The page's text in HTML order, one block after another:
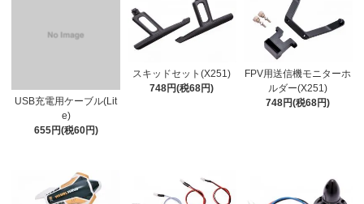
USB充電用ケーブル(Lit
e)
655円(税60円)
スキッドセット(X251)
748円(税68円)
FPV用送信機モニターホ
ルダー(X251)
748円(税68円)